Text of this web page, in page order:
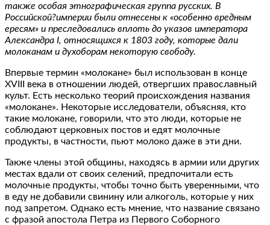
также особая этнографическая группа русских. В
Российской?империи были отнесены к «особенно вредным
ересям» и преследовались вплоть до указов императора
Александра I, относящихся к 1803 году, которые дали
молоканам и духоборам некоторую свободу.
Впервые термин «молокане» был использован в конце
XVIII века в отношении людей, отвергших православный
культ. Есть несколько теорий происхождения названия
«молокане». Некоторые исследователи, объясняя, кто
такие молокане, говорили, что это люди, которые не
соблюдают церковных постов и едят молочные
продукты, в частности, пьют молоко даже в эти дни.
Также члены этой общины, находясь в армии или других
местах вдали от своих селений, предпочитали есть
молочные продукты, чтобы точно быть уверенными, что
в еду не добавили свинину или алкоголь, которые у них
под запретом. Однако есть мнение, что название связано
с фразой апостола Петра из Первого Соборного